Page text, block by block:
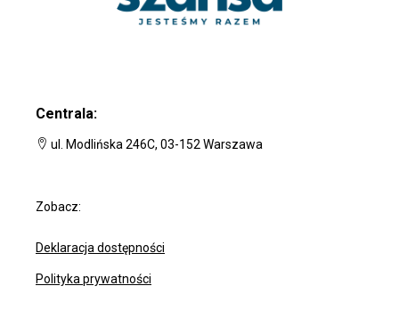
Centrala:
ul. Modlińska 246C, 03-152 Warszawa
Zobacz:
Deklaracja dostępności
Polityka prywatności